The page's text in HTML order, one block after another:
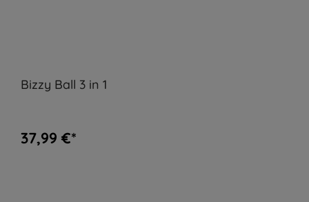
Bizzy Ball 3 in 1
37,99 €*